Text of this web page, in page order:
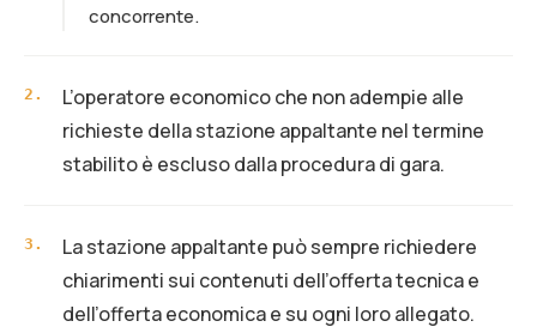
concorrente.
2 .
L’operatore economico che non adempie alle
richieste della stazione appaltante nel termine
stabilito è escluso dalla procedura di gara.
3 .
La stazione appaltante può sempre richiedere
chiarimenti sui contenuti dell’offerta tecnica e
dell’offerta economica e su ogni loro allegato.